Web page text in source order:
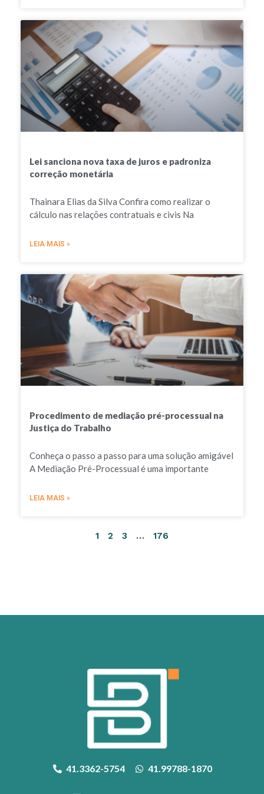
Lei sanciona nova taxa de juros e padroniza
correção monetária
Thainara Elias da Silva Confira como realizar o
cálculo nas relações contratuais e civis Na
LEIA MAIS »
Procedimento de mediação pré-processual na
Justiça do Trabalho
Conheça o passo a passo para uma solução amigável
A Mediação Pré-Processual é uma importante
LEIA MAIS »
1 2 3 … 176
41.3362-5754 41.99788-1870